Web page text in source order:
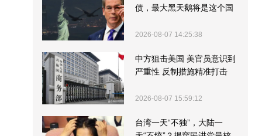
债，最大黑天鹅将是这个国
2026-08-07 14:25:38
中方狙击美国 美官员意识到
严重性 反制措施精准打击
2026-08-07 15:59:12
台湾一天“不独”，大陆一